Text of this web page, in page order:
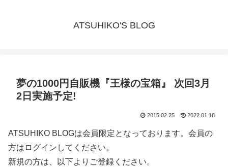
ATSUHIKO'S BLOG
夢の1000円自販機『王様の宝箱』 次回3月
2日実施予定!
2015.02.25 2022.01.18
ATSUHIKO BLOGは会員限定となっております。会員の
方はログインしてください。
新規の方は、以下よりご登録ください。